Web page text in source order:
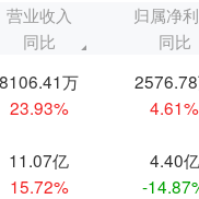
营业收入
同比
归属净
同比
8106.41万
23.93%
4.61%
11.07亿
15.72%
4.40亿
-